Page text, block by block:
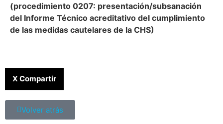
(procedimiento 0207: presentación/subsanación
del Informe Técnico acreditativo del cumplimiento
de las medidas cautelares de la CHS)
X Compartir
Volver atrás